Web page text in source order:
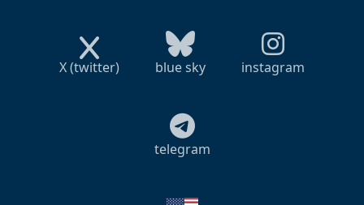
X (twitter) blue sky instagram
telegram